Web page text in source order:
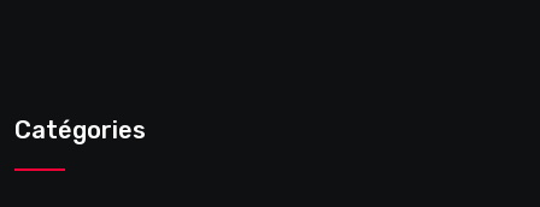
Catégories